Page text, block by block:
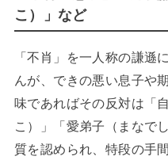
こ）」など
「不肖」を一人称の謙遜
んが、できの悪い息子や
味であればその反対は「
こ）」「愛弟子（まなで
質を認められ、特段の手